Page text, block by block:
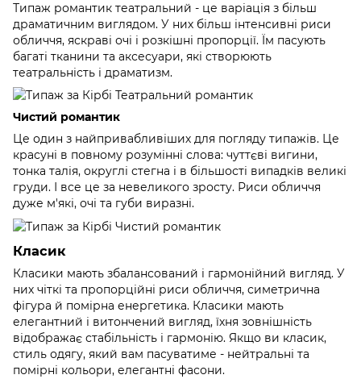
Типаж романтик театральний - це варіація з більш
драматичним виглядом. У них більш інтенсивні риси
обличчя, яскраві очі і розкішні пропорції. Їм пасують
багаті тканини та аксесуари, які створюють
театральність і драматизм.
Чистий романтик
Це один з найпривабливіших для погляду типажів. Це
красуні в повному розумінні слова: чуттєві вигини,
тонка талія, округлі стегна і в більшості випадків великі
груди. І все це за невеликого зросту. Риси обличчя
дуже м'які, очі та губи виразні.
Класик
Класики мають збалансований і гармонійний вигляд. У
них чіткі та пропорційні риси обличчя, симетрична
фігура й помірна енергетика. Класики мають
елегантний і витончений вигляд, їхня зовнішність
відображає стабільність і гармонію. Якщо ви класик,
стиль одягу, який вам пасуватиме - нейтральні та
помірні кольори, елегантні фасони.